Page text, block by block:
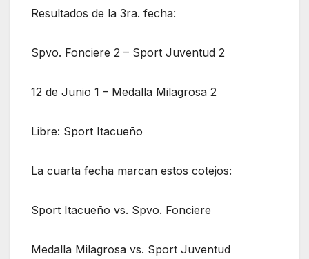
Resultados de la 3ra. fecha:
Spvo. Fonciere 2 – Sport Juventud 2
12 de Junio 1 – Medalla Milagrosa 2
Libre: Sport Itacueño
La cuarta fecha marcan estos cotejos:
Sport Itacueño vs. Spvo. Fonciere
Medalla Milagrosa vs. Sport Juventud